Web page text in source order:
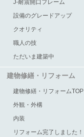
J-耐震開口フレーム
設備のグレードアップ
クオリティ
職人の技
ただいま建築中
建物修繕・リフォーム
建物修繕・リフォームTOP
外観・外構
内装
リフォーム完了しました！